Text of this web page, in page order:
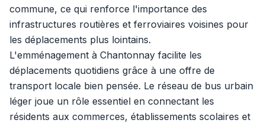
commune, ce qui renforce l'importance des
infrastructures routières et ferroviaires voisines pour
les déplacements plus lointains.
L'emménagement à Chantonnay facilite les
déplacements quotidiens grâce à une offre de
transport locale bien pensée. Le réseau de bus urbain
léger joue un rôle essentiel en connectant les
résidents aux commerces, établissements scolaires et